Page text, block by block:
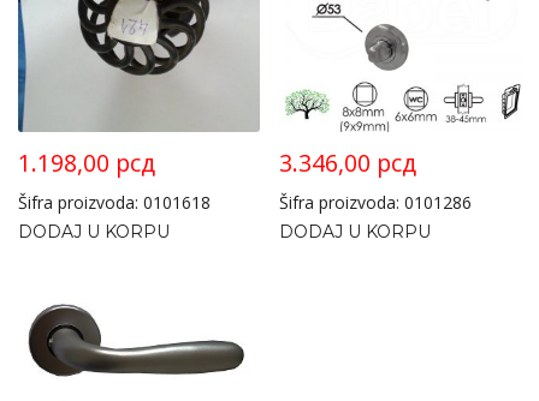
1.198,00 рсд
Šifra proizvoda: 0101618
DODAJ U KORPU
3.346,00 рсд
Šifra proizvoda: 0101286
DODAJ U KORPU